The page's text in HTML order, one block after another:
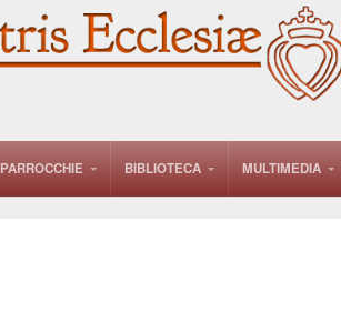
PARROCCHIE BIBLIOTECA MULTIMEDIA